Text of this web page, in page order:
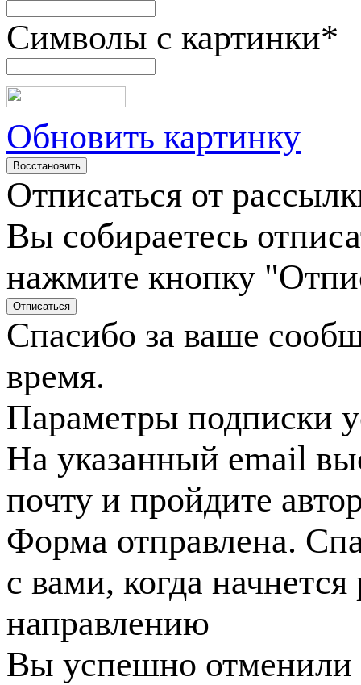
Символы с картинки*
Обновить картинку
Отписаться от
Вы собираетесь
нажмите кнопку
Спасибо за ваше
время.
Параметры подписки
На указанный email
почту и пройдите
Форма отправлена.
с вами, когда
направлению
Вы успешно отменили